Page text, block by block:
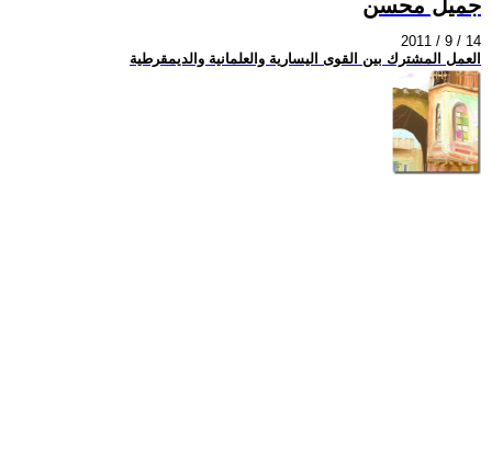
جميل محسن
2011 / 9 / 14
العمل المشترك بين القوى اليسارية والعلمانية والديمقرطية